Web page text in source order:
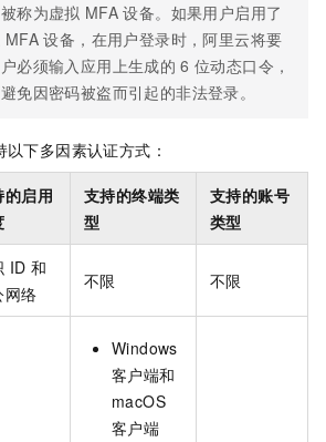
称为虚拟 MFA 设备。如果用户启用了
MFA 设备，在用户登录时，阿里云将要
必须输入应用上生成的 6 位动态口令，
免因密码被盗而引起的非法登录。
以下多因素认证方式：
的启用
支持的终端类
型
支持的账号
类型
ID 和
网络
不限 不限
Windows
客户端和
macOS
客户端